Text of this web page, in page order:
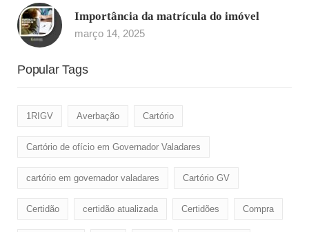
Importância da matrícula do imóvel
março 14, 2025
Popular Tags
1RIGV Averbação Cartório
Cartório de ofício em Governador Valadares
cartório em governador valadares Cartório GV
Certidão certidão atualizada Certidões Compra